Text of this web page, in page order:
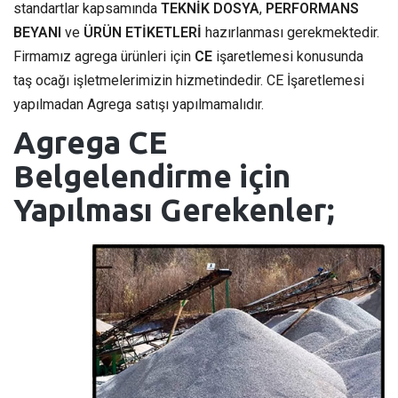
standartlar kapsamında TEKNİK DOSYA, PERFORMANS
BEYANI ve ÜRÜN ETİKETLERİ hazırlanması gerekmektedir.
Firmamız agrega ürünleri için CE işaretlemesi konusunda
taş ocağı işletmelerimizin hizmetindedir. CE İşaretlemesi
yapılmadan Agrega satışı yapılmamalıdır.
Agrega CE
Belgelendirme için
Yapılması Gerekenler;